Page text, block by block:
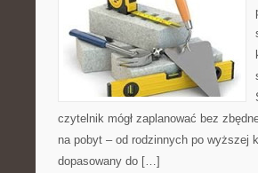
czytelnik mógł zaplanować bez
na pobyt – od rodzinnych po wyższej
dopasowany do […]